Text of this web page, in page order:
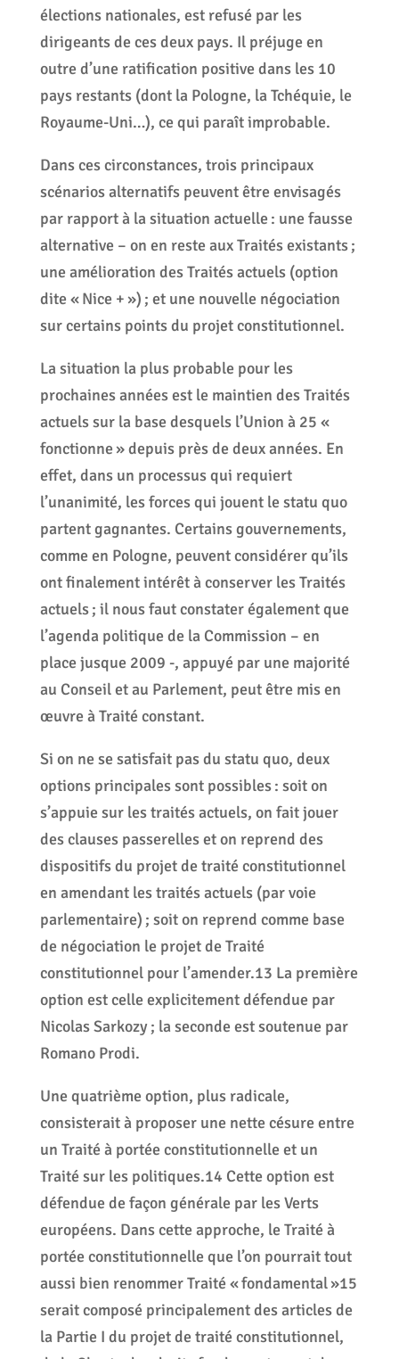
élections nationales, est refusé par les
dirigeants de ces deux pays. Il préjuge en
outre d’une ratification positive dans les 10
pays restants (dont la Pologne, la Tchéquie, le
Royaume-Uni…), ce qui paraît improbable.
Dans ces circonstances, trois principaux
scénarios alternatifs peuvent être envisagés
par rapport à la situation actuelle : une fausse
alternative – on en reste aux Traités existants ;
une amélioration des Traités actuels (option
dite « Nice + ») ; et une nouvelle négociation
sur certains points du projet constitutionnel.
La situation la plus probable pour les
prochaines années est le maintien des Traités
actuels sur la base desquels l’Union à 25 «
fonctionne » depuis près de deux années. En
effet, dans un processus qui requiert
l’unanimité, les forces qui jouent le statu quo
partent gagnantes. Certains gouvernements,
comme en Pologne, peuvent considérer qu’ils
ont finalement intérêt à conserver les Traités
actuels ; il nous faut constater également que
l’agenda politique de la Commission – en
place jusque 2009 -, appuyé par une majorité
au Conseil et au Parlement, peut être mis en
œuvre à Traité constant.
Si on ne se satisfait pas du statu quo, deux
options principales sont possibles : soit on
s’appuie sur les traités actuels, on fait jouer
des clauses passerelles et on reprend des
dispositifs du projet de traité constitutionnel
en amendant les traités actuels (par voie
parlementaire) ; soit on reprend comme base
de négociation le projet de Traité
constitutionnel pour l’amender.13 La première
option est celle explicitement défendue par
Nicolas Sarkozy ; la seconde est soutenue par
Romano Prodi.
Une quatrième option, plus radicale,
consisterait à proposer une nette césure entre
un Traité à portée constitutionnelle et un
Traité sur les politiques.14 Cette option est
défendue de façon générale par les Verts
européens. Dans cette approche, le Traité à
portée constitutionnelle que l’on pourrait tout
aussi bien renommer Traité « fondamental »15
serait composé principalement des articles de
la Partie I du projet de traité constitutionnel,